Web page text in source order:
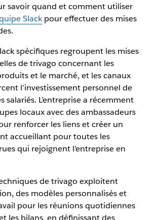
savoir quand et comment utiliser
Slackpour effectuer des mises
spécifiques regroupent les mises
de trivago concernant les
et le marché, et les canaux
l’investissement personnel de
salariés. L’entreprise a récemment
locaux avec des ambassadeurs
renforcer les liens et créer un
accueillant pour toutes les
qui rejoignent l’entreprise en
de trivago exploitent
des modèles personnalisés et
pour les réunions quotidiennes
les bilans, en définissant des